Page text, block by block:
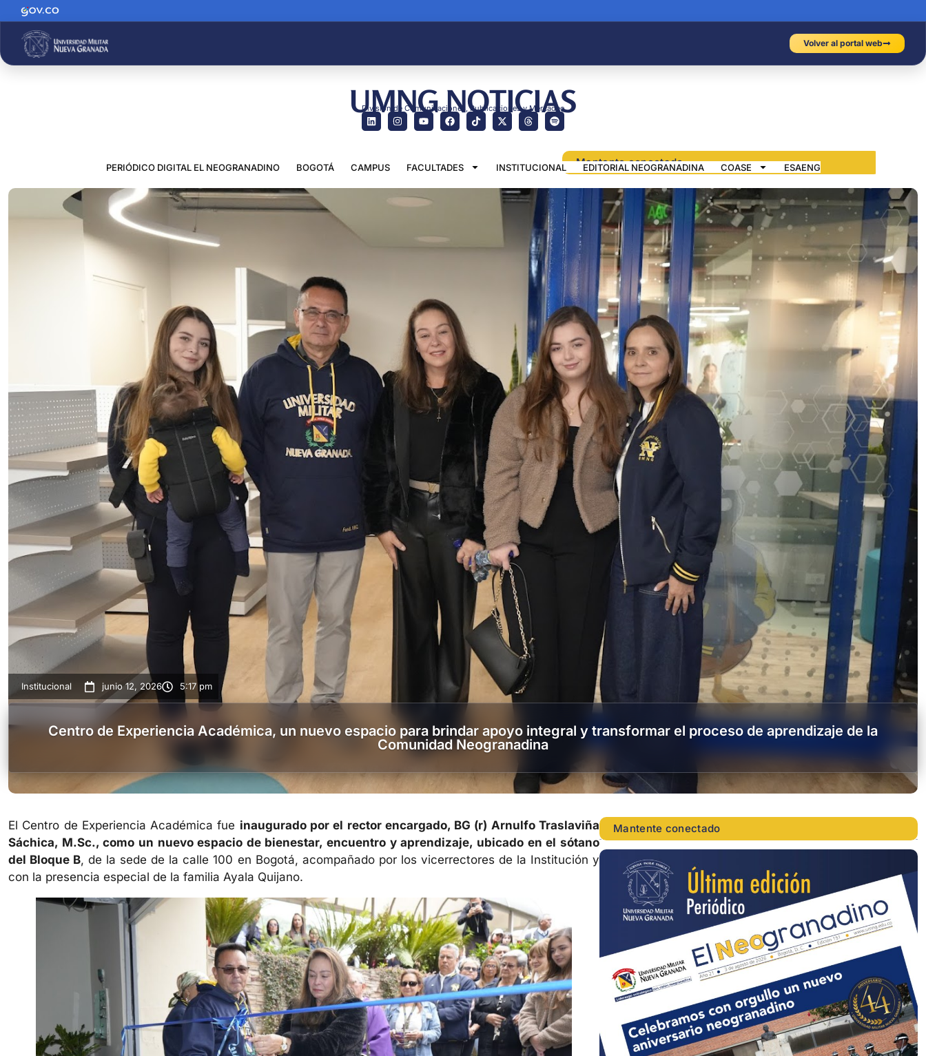
Volver al portal web
UMNG NOTICIAS
División de Comunicaciones, Publicaciones y Mercadeo
PERIÓDICO DIGITAL EL NEOGRANADINO BOGOTÁ CAMPUS FACULTADES INSTITUCIONAL EDITORIAL NEOGRANADINA COASE ESAENG
Institucional junio 12, 2026 5:17 pm
Centro de Experiencia Académica, un nuevo espacio para brindar apoyo integral y transformar el proceso de aprendizaje de la
Comunidad Neogranadina
El Centro de Experiencia Académica fue inaugurado por el rector encargado, BG (r) Arnulfo Traslaviña
Sáchica, M.Sc., como un nuevo espacio de bienestar, encuentro y aprendizaje, ubicado en el sótano
del Bloque B, de la sede de la calle 100 en Bogotá, acompañado por los vicerrectores de la Institución y
con la presencia especial de la familia Ayala Quijano.
Mantente conectado